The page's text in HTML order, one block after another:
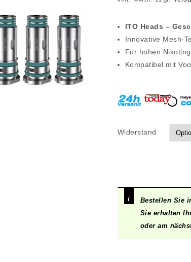
ITO Heads –
Innovative Mesh-
Für hohen
Kompatibel mit
Widerstand
Bestellen Sie
Sie erhalten
oder am